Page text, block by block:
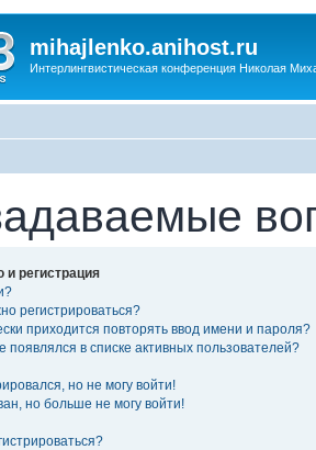
mihajlenko.anihost.ru
Интерлингвистическая конференция Николая
регистрация
регистрироваться?
приходится повторять ввод имени и пароля?
появлялся в списке активных пользователей?
но не могу войти!
но больше не могу войти!